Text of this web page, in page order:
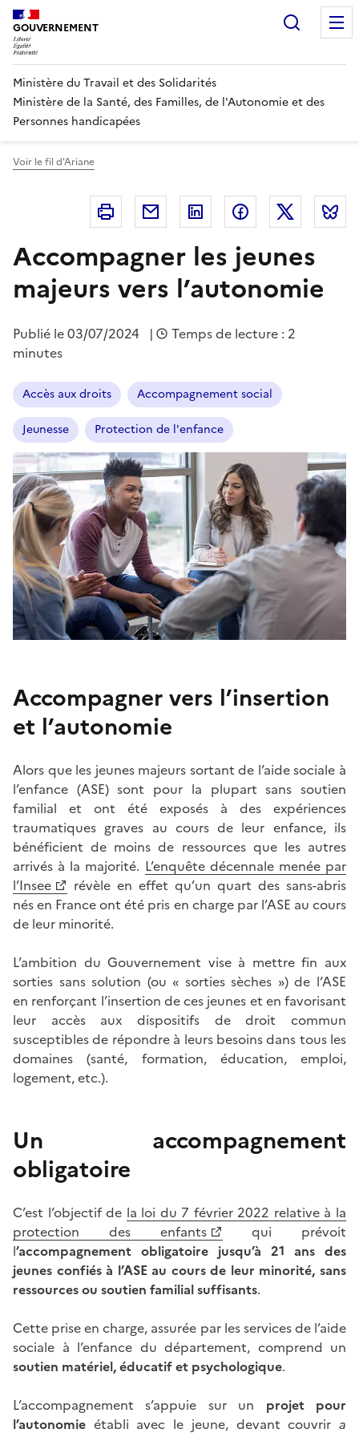
Panneau de gestion des cookies
GOUVERNEMENT
Ministère du Travail et des Solidarités
Ministère de la Santé, des Familles, de l'Autonomie et des
Personnes handicapées
Voir le fil d'Ariane
Imprimer Courriel Linkedin FacebookTwitter
Accompagner les jeunes
majeurs vers l’autonomie
Publié le03/07/2024 |
Temps de lecture : 2
minutes
Accès aux droits Accompagnement social
Jeunesse Protection de l'enfance
Accompagner vers l’insertion
et l’autonomie
Alors que les jeunes majeurs sortant de l’aide sociale à
l’enfance (ASE) sont pour la plupart sans soutien
familial et ont été exposés à des expériences
traumatiques graves au cours de leur enfance, ils
bénéficient de moins de ressources que les autres
arrivés à la majorité. L’enquête décennale menée par
l’Insee
révèle en effet qu’un quart des sans-abris
nés en France ont été pris en charge par l’ASE au cours
de leur minorité.
L’ambition du Gouvernement vise à mettre fin aux
sorties sans solution (ou « sorties sèches ») de l’ASE
en renforçant l’insertion de ces jeunes et en favorisant
leur accès aux dispositifs de droit commun
susceptibles de répondre à leurs besoins dans tous les
domaines (santé, formation, éducation, emploi,
logement, etc.).
Un accompagnement
obligatoire
C’est l’objectif de la loi du 7 février 2022 relative à la
protection des enfants
qui prévoit
l’accompagnement obligatoire jusqu’à 21 ans des
jeunes confiés à l’ASE au cours de leur minorité, sans
ressources ou soutien familial suffisants.
Cette prise en charge, assurée par les services de l’aide
sociale à l’enfance du département, comprend un
soutien matériel, éducatif et psychologique.
L’accompagnement s’appuie sur un projet pour
l’autonomie établi avec le jeune, devant couvrira